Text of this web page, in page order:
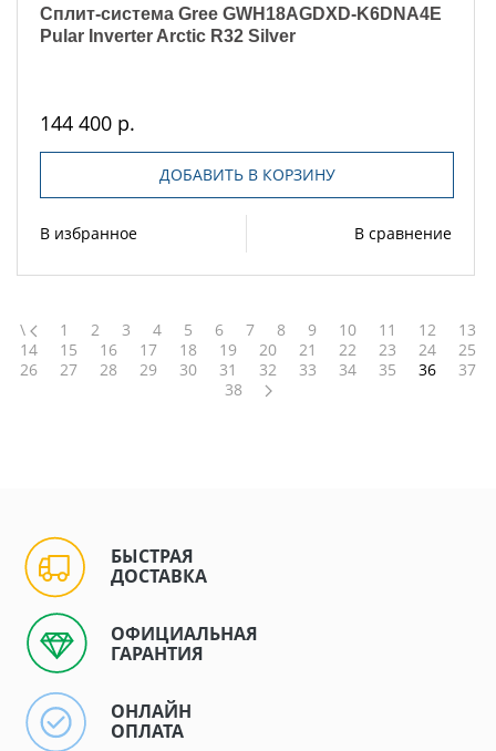
Сплит-система Gree GWH18AGDXD-K6DNA4E
Pular Inverter Arctic R32 Silver
144 400 р.
ДОБАВИТЬ В КОРЗИНУ
В избранное В сравнение
\ 1 2 3 4 5 6 7 8 9 10 11 12
13
14
15 16 17 18 19 20 21 22 23 24
25
26
27 28 29 30 31 32 33 34 35 36
37
38
БЫСТРАЯ
ДОСТАВКА
ОФИЦИАЛЬНАЯ
ГАРАНТИЯ
ОНЛАЙН
ОПЛАТА